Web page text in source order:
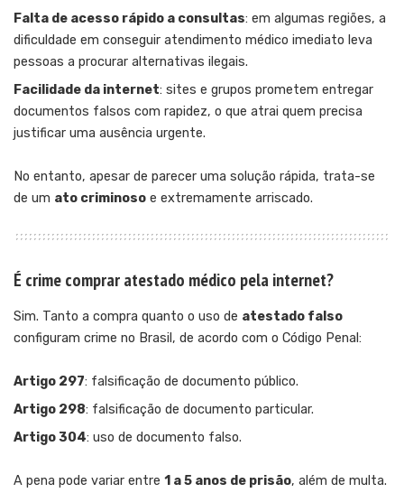
Falta de acesso rápido a consultas: em algumas regiões, a
dificuldade em conseguir atendimento médico imediato leva
pessoas a procurar alternativas ilegais.
Facilidade da internet: sites e grupos prometem entregar
documentos falsos com rapidez, o que atrai quem precisa
justificar uma ausência urgente.
No entanto, apesar de parecer uma solução rápida, trata-se
de um ato criminoso e extremamente arriscado.
É crime comprar atestado médico pela internet?
Sim. Tanto a compra quanto o uso de atestado falso
configuram crime no Brasil, de acordo com o Código Penal:
Artigo 297: falsificação de documento público.
Artigo 298: falsificação de documento particular.
Artigo 304: uso de documento falso.
A pena pode variar entre 1 a 5 anos de prisão, além de multa.